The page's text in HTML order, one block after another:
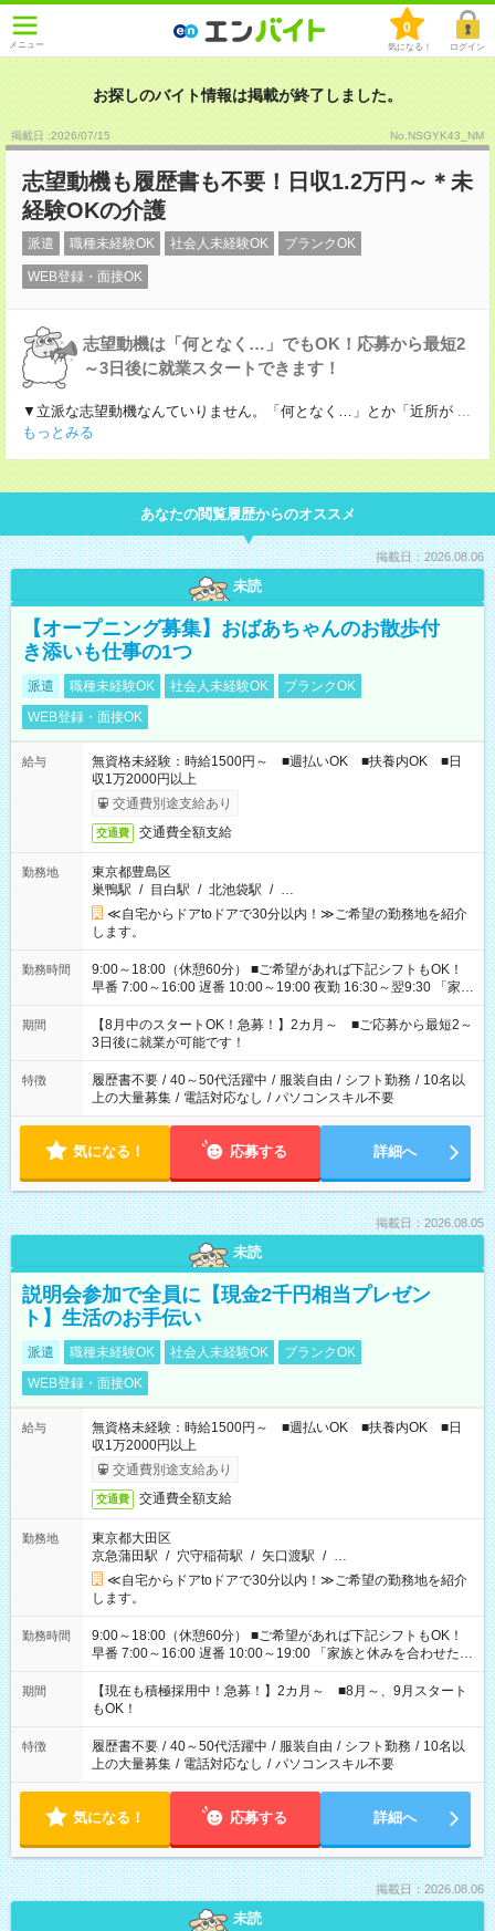
メニュー
0
気になる！ ログイン
お探しのバイト情報は掲載が終了しました。
掲載日 :2026/07/15 No.NSGYK43_NM
志望動機も履歴書も不要！日収1.2万円～＊未
経験OKの介護
派遣 職種未経験OK 社会人未経験OK ブランクOK
WEB登録・面接OK
志望動機は「何となく…」でもOK！応募から最短2
～3日後に就業スタートできます！
▼立派な志望動機なんていりません。「何となく…」とか「近所が ...
もっとみる
あなたの閲覧履歴からのオススメ
掲載日：2026.08.06
未読
【オープニング募集】おばあちゃんのお散歩付
き添いも仕事の1つ
派遣 職種未経験OK 社会人未経験OK
ブランクOK
WEB登録・面接OK
給与
無資格未経験：時給1500円～ ■週払いOK ■扶養内OK ■日
収1万2000円以上
交通費別途支給あり
交通費 交通費全額支給
勤務地
東京都豊島区
巣鴨駅 / 目白駅 / 北池袋駅 / …
≪自宅からドアtoドアで30分以内！≫ご希望の勤務地を紹介
します。
勤務時間
9:00～18:00（休憩60分） ■ご希望があれば下記シフトもOK！
早番 7:00～16:00 遅番 10:00～19:00 夜勤 16:30～翌9:30 「家族
と休みを合わせたい」 「余裕を持って夕飯の準備がしたい」
「できれば残業はしたくない」 など、ご希望を教えてください
ね。 ※Wワーク希望の方へ 今ご覧のお仕事で希望する勤務時間
と、もう1つのお仕事の勤務時間。 合計で週40時間を超える場
合は応募できません。
期間
【8月中のスタートOK！急募！】2カ月～ ■ご応募から最短2～
3日後に就業が可能です！
特徴 履歴書不要 / 40～50代活躍中 / 服装自由 / シフト勤務 / 10名以
上の大量募集 / 電話対応なし / パソコンスキル不要
気になる！ 応募する 詳細へ
掲載日：2026.08.05
未読
説明会参加で全員に【現金2千円相当プレゼン
ト】生活のお手伝い
派遣 職種未経験OK 社会人未経験OK
ブランクOK
WEB登録・面接OK
給与
無資格未経験：時給1500円～ ■週払いOK ■扶養内OK ■日
収1万2000円以上
交通費別途支給あり
交通費 交通費全額支給
勤務地
東京都大田区
京急蒲田駅 / 穴守稲荷駅 / 矢口渡駅 / …
≪自宅からドアtoドアで30分以内！≫ご希望の勤務地を紹介
します。
勤務時間
9:00～18:00（休憩60分） ■ご希望があれば下記シフトもOK！
早番 7:00～16:00 遅番 10:00～19:00 「家族と休みを合わせた
い」 「余裕を持って夕飯の準備がしたい」 「できれば残業はし
たくない」 など、ご希望を教えてくださいね。 ※Wワーク希望
の方へ 今ご覧のお仕事で希望する勤務時間と、もう1つのお仕事
の勤務時間。 合計で週40時間を超える場合は応募できません。
期間
【現在も積極採用中！急募！】2カ月～ ■8月～、9月スタート
もOK！
特徴 履歴書不要 / 40～50代活躍中 / 服装自由 / シフト勤務 / 10名以
上の大量募集 / 電話対応なし / パソコンスキル不要
気になる！ 応募する 詳細へ
掲載日：2026.08.06
未読